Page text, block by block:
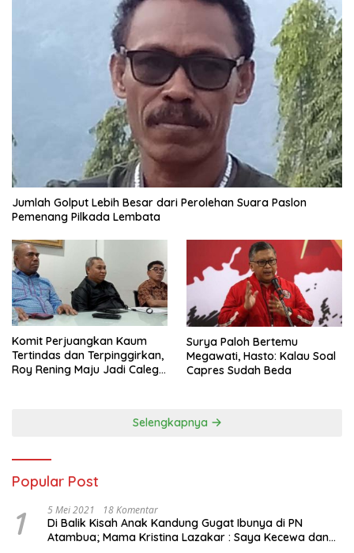
Jumlah Golput Lebih Besar dari Perolehan Suara Paslon
Pemenang Pilkada Lembata
Komit Perjuangkan Kaum
Tertindas dan Terpinggirkan,
Roy Rening Maju Jadi Caleg
Surya Paloh Bertemu
Megawati, Hasto: Kalau Soal
Capres Sudah Beda
Selengkapnya
Popular Post
1 5 Mei 2021 18 Komentar
Di Balik Kisah Anak Kandung Gugat Ibunya di PN
Atambua; Mama Kristina Lazakar : Saya Kecewa dan